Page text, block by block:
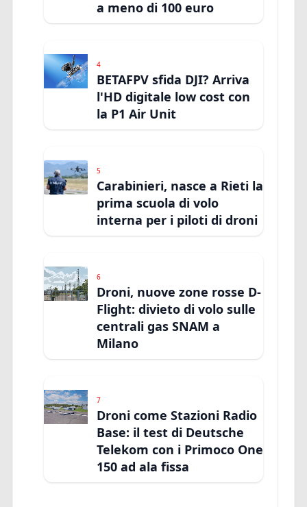
a meno di 100 euro
4
BETAFPV sfida DJI? Arriva
l'HD digitale low cost con
la P1 Air Unit
5
Carabinieri, nasce a Rieti la
prima scuola di volo
interna per i piloti di droni
6
Droni, nuove zone rosse D-
Flight: divieto di volo sulle
centrali gas SNAM a
Milano
7
Droni come Stazioni Radio
Base: il test di Deutsche
Telekom con i Primoco One
150 ad ala fissa